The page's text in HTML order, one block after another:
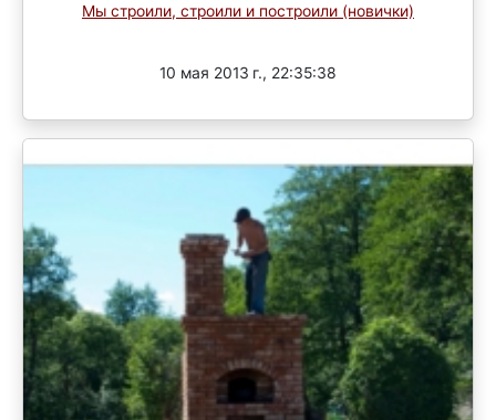
Мы строили, строили и построили (новички)
10 мая 2013 г., 22:35:38